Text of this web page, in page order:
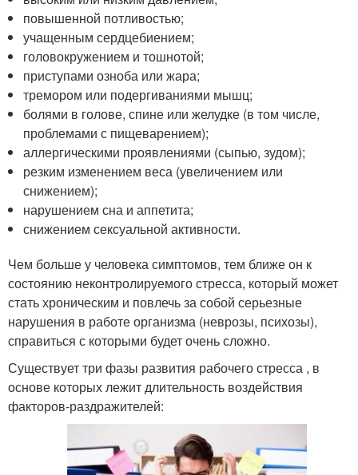
повышенной потливостью;
учащенным сердцебиением;
головокружением и тошнотой;
приступами озноба или жара;
тремором или подергиваниями мышц;
болями в голове, спине или желудке (в том числе,
проблемами с пищеварением);
аллергическими проявлениями (сыпью, зудом);
резким изменением веса (увеличением или
снижением);
нарушением сна и аппетита;
снижением сексуальной активности.
Чем больше у человека симптомов, тем ближе он к
состоянию неконтролируемого стресса, который может
стать хроническим и повлечь за собой серьезные
нарушения в работе организма (неврозы, психозы),
справиться с которыми будет очень сложно.
Существует три фазы развития рабочего стресса , в
основе которых лежит длительность воздействия
факторов-раздражителей: